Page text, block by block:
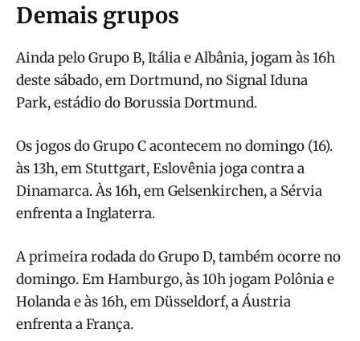
Demais grupos
Ainda pelo Grupo B, Itália e Albânia, jogam às 16h
deste sábado, em Dortmund, no Signal Iduna
Park, estádio do Borussia Dortmund.
Os jogos do Grupo C acontecem no domingo (16).
às 13h, em Stuttgart, Eslovênia joga contra a
Dinamarca. Às 16h, em Gelsenkirchen, a Sérvia
enfrenta a Inglaterra.
A primeira rodada do Grupo D, também ocorre no
domingo. Em Hamburgo, às 10h jogam Polônia e
Holanda e às 16h, em Düsseldorf, a Áustria
enfrenta a França.